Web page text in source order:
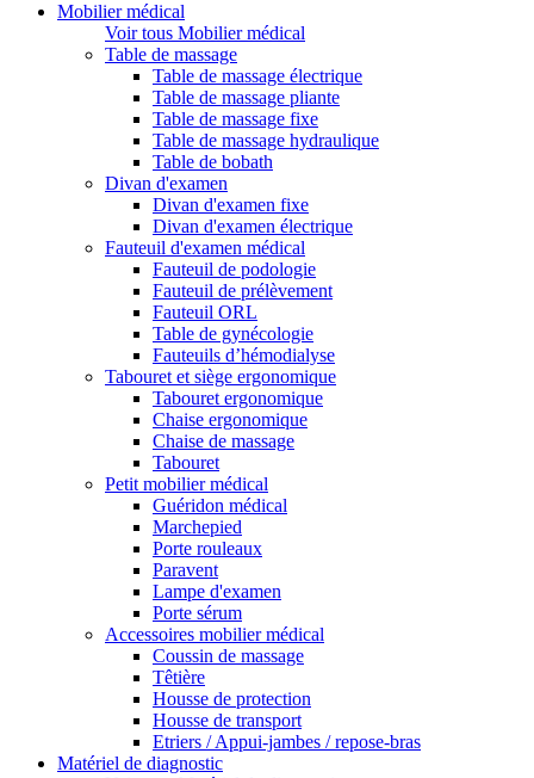
Mobilier médical
Voir tous Mobilier médical
Table de massage
Table de massage électrique
Table de massage pliante
Table de massage fixe
Table de massage hydraulique
Table de bobath
Divan d'examen
Divan d'examen fixe
Divan d'examen électrique
Fauteuil d'examen médical
Fauteuil de podologie
Fauteuil de prélèvement
Fauteuil ORL
Table de gynécologie
Fauteuils d’hémodialyse
Tabouret et siège ergonomique
Tabouret ergonomique
Chaise ergonomique
Chaise de massage
Tabouret
Petit mobilier médical
Guéridon médical
Marchepied
Porte rouleaux
Paravent
Lampe d'examen
Porte sérum
Accessoires mobilier médical
Coussin de massage
Têtière
Housse de protection
Housse de transport
Etriers / Appui-jambes / repose-bras
Matériel de diagnostic